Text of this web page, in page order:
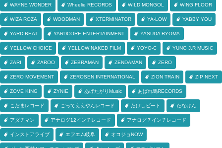
WAYNE WONDER Wheelie RECORDS WILD MONGOL WING FLOOR
WIZA ROZA WOODMAN XTERMINATOR YA-LOW YABBY YOU
YARD BEAT YARDCORE ENTERTAINMENT YASUDA RYOMA
YELLOW CHOICE YELLOW NAKED FILM YOYO-C YUNG J.R MUSIC
ZARI ZAROO ZEBRAMAN ZENDAMAN ZERO
ZERO MOVEMENT ZEROSEN INTERNATIONAL ZION TRAIN ZIP NEXT
ZOVE KING ZYNIE あげたがりMusic あばれ馬RECORDS
こだまレコード ごってええやんレコード たけしビート たなけん
アダチマン アナログ12インチレコード アナログ７インチレコード
インストアライブ エフエム岐阜 オコジョNOW